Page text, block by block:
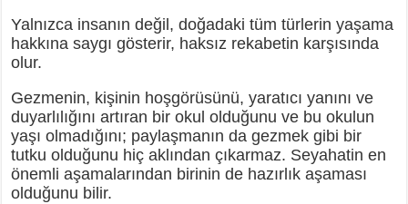
Yalnızca insanın değil, doğadaki tüm türlerin yaşama
hakkına saygı gösterir, haksız rekabetin karşısında
olur.
Gezmenin, kişinin hoşgörüsünü, yaratıcı yanını ve
duyarlılığını artıran bir okul olduğunu ve bu okulun
yaşı olmadığını; paylaşmanın da gezmek gibi bir
tutku olduğunu hiç aklından çıkarmaz. Seyahatin en
önemli aşamalarından birinin de hazırlık aşaması
olduğunu bilir.